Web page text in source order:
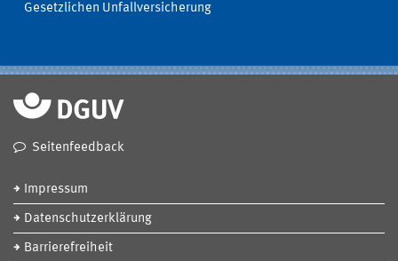
Gesetzlichen Unfallversicherung
Seitenfeedback
Impressum
Datenschutzerklärung
Barrierefreiheit